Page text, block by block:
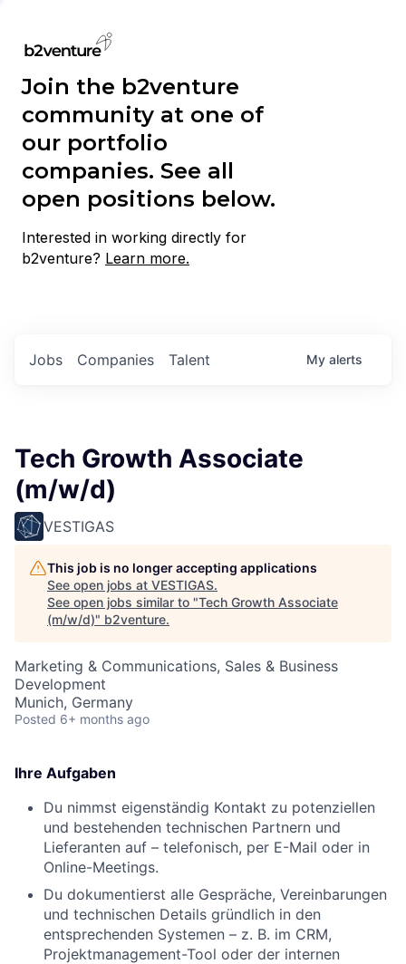
Join the b2venture
community at one of
our portfolio
companies. See all
open positions below.
Interested in working directly for
b2venture? Learn more.
Jobs Companies Talent My alerts
Tech Growth Associate
(m/w/d)
VESTIGAS
This job is no longer accepting applications
See open jobs at VESTIGAS.
See open jobs similar to "Tech Growth Associate
(m/w/d)" b2venture.
Marketing & Communications, Sales & Business
Development
Munich, Germany
Posted 6+ months ago
Ihre Aufgaben
Du nimmst eigenständig Kontakt zu potenziellen
und bestehenden technischen Partnern und
Lieferanten auf – telefonisch, per E-Mail oder in
Online-Meetings.
Du dokumentierst alle Gespräche, Vereinbarungen
und technischen Details gründlich in den
entsprechenden Systemen – z. B. im CRM,
Projektmanagement-Tool oder der internen